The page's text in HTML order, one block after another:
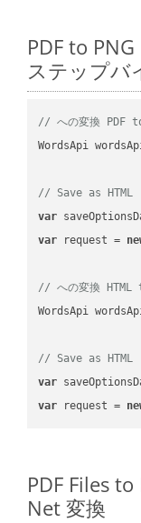
PDF to
ステップバ
// への変換 PDF
WordsApi
// Save as HTML
var
var request =
// への変換 HTML
WordsApi
// Save as HTML
var
var request =
PDF Files
Net 変換